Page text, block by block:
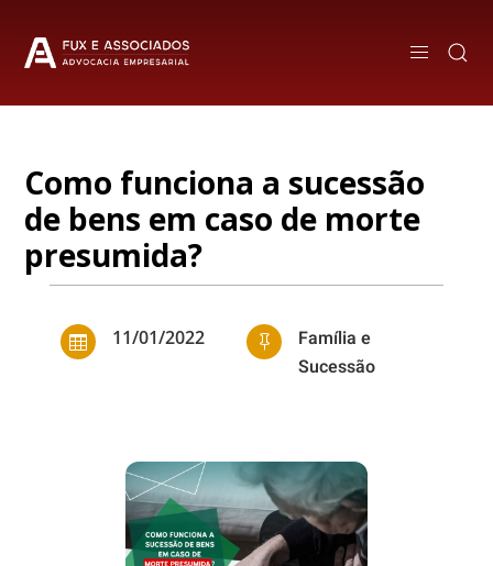
Como funciona a sucessão
de bens em caso de morte
presumida?
 11/01/2022 
Família e
Sucessão